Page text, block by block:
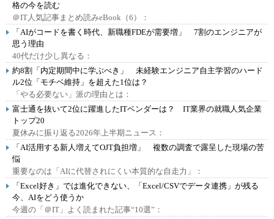
格の今を読む
＠IT人気記事まとめ読みeBook（6）：
「AIがコードを書く時代、新職種FDEが需要増」 7割のエンジニアが
思う理由
40代だけ少し異なる：
約8割「内定期間中に学ぶべき」 未経験エンジニア自主学習のハード
ル2位「モチベ維持」を超えた1位は？
「やる必要ない」派の理由とは：
富士通を抜いて2位に躍進したITベンダーは？ IT業界の就職人気企業
トップ20
夏休みに振り返る2026年上半期ニュース：
「AI活用する新人増えてOJT負担増」 複数の調査で露呈した現場の苦
悩
重要なのは「AIに代替されにくい本質的な自走力」：
「Excel好き」では進化できない、「Excel/CSVでデータ連携」が残る
今、AIをどう使うか
今週の「＠IT」よく読まれた記事“10選”：